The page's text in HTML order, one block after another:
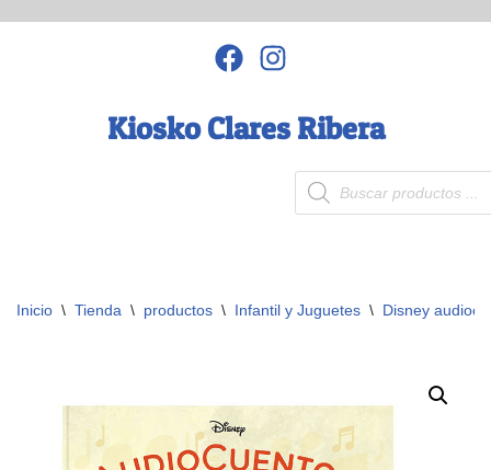
Kiosko Clares Ribera
Inicio \ Tienda \ productos \ Infantil y Juguetes \ Disney